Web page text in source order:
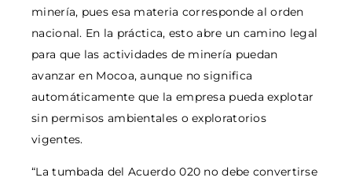
minería, pues esa materia corresponde al orden
nacional. En la práctica, esto abre un camino legal
para que las actividades de minería puedan
avanzar en Mocoa, aunque no significa
automáticamente que la empresa pueda explotar
sin permisos ambientales o exploratorios
vigentes.
“La tumbada del Acuerdo 020 no debe convertirse